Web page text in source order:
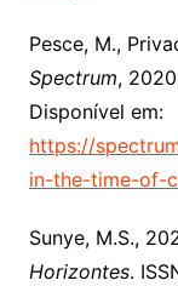
Pesce, M.,
Spectrum,
Disponível em:
https://
in-the-time-of-
Sunye, M.S.,
Horizontes.